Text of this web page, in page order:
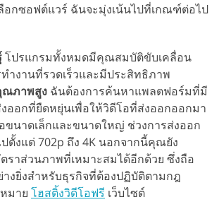
อกซอฟต์แวร์ ฉันจะมุ่งเน้นไปที่เกณฑ์ต่อไป
โปรแกรมทั้งหมดมีคุณสมบัติขับเคลื่อน
ทำงานที่รวดเร็วและมีประสิทธิภาพ
ณภาพสูง ฉันต้องการค้นหาแพลตฟอร์มที่มี
ออกที่ยืดหยุ่นเพื่อให้วิดีโอที่ส่งออกออกมา
ขนาดเล็กและขนาดใหญ่ ช่วงการส่งออก
ตั้งแต่ 702p ถึง 4K นอกจากนี้คุณยัง
ราส่วนภาพที่เหมาะสมได้อีกด้วย ซึ่งถือ
งยิ่งสำหรับธุรกิจที่ต้องปฏิบัติตามกฎ
มาย โฮสติ้งวิดีโอฟรี เว็บไซต์